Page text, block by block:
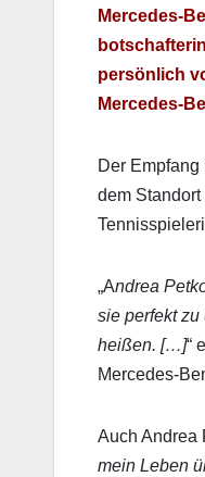
per­sön­lich
Der
dem
„Andrea
sie per­fekt zu
heißen. […]“
Auch Andrea
mein Leben